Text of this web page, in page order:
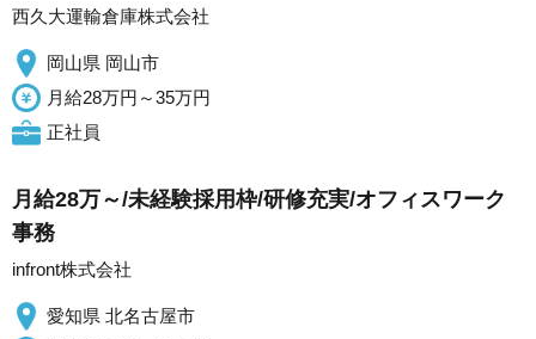
西久大運輸倉庫株式会社
岡山県 岡山市
月給28万円～35万円
正社員
月給28万～/未経験採用枠/研修充実/オフィスワーク
事務
infront株式会社
愛知県 北名古屋市